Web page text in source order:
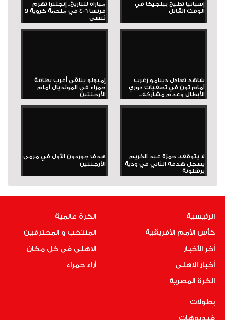
إسبانيا تطيح ببلجيكا في
الوقت القاتل
مباراة للتاريخ.. إنجلترا تهزم
فرنسا 6-4 في ملحمة كروية لا
تُنسى
شاهد تعادل دينامو زغرب
أمام ثون في تصفيات دوري
الأبطال وعدم مشاركة...
إمبولو يتلقى أغرب بطاقة
حمراء في المونديال أمام
الأرجنتين
لا يتوقف.. حمزة عبد الكريم
يسجل هدفه الثاني في ودية
برشلونة
هدف جوردون الأول في مرمى
الأرجنتين
الرئيسية
كأس الأمم الأفريقية
أخر الأخبار
أخبار الاهلى
الكرة المصرية
الكرة عالمية
المنتخب و المحترفين
الاهلى فى كل مكان
أراء حمراء
بطولات